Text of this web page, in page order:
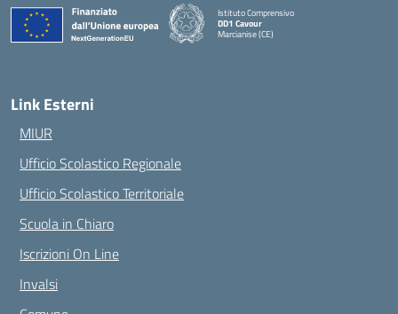
Istituto Comprensivo
DD1 Cavour
Marcianise (CE)
Link Esterni
MIUR
Ufficio Scolastico Regionale
Ufficio Scolastico Territoriale
Scuola in Chiaro
Iscrizioni On Line
Invalsi